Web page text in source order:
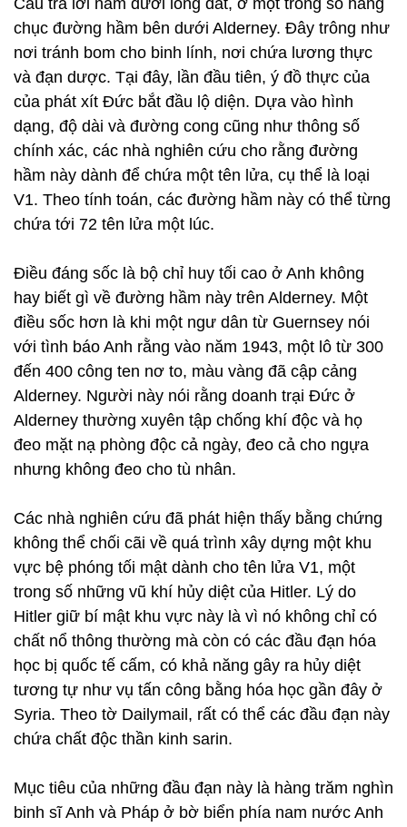
Câu trả lời nằm dưới lòng đất, ở một trong số hàng
chục đường hầm bên dưới Alderney. Đây trông như
nơi tránh bom cho binh lính, nơi chứa lương thực
và đạn dược. Tại đây, lần đầu tiên, ý đồ thực của
của phát xít Đức bắt đầu lộ diện. Dựa vào hình
dạng, độ dài và đường cong cũng như thông số
chính xác, các nhà nghiên cứu cho rằng đường
hầm này dành để chứa một tên lửa, cụ thể là loại
V1. Theo tính toán, các đường hầm này có thể từng
chứa tới 72 tên lửa một lúc.
Điều đáng sốc là bộ chỉ huy tối cao ở Anh không
hay biết gì về đường hầm này trên Alderney. Một
điều sốc hơn là khi một ngư dân từ Guernsey nói
với tình báo Anh rằng vào năm 1943, một lô từ 300
đến 400 công ten nơ to, màu vàng đã cập cảng
Alderney. Người này nói rằng doanh trại Đức ở
Alderney thường xuyên tập chống khí độc và họ
đeo mặt nạ phòng độc cả ngày, đeo cả cho ngựa
nhưng không đeo cho tù nhân.
Các nhà nghiên cứu đã phát hiện thấy bằng chứng
không thể chối cãi về quá trình xây dựng một khu
vực bệ phóng tối mật dành cho tên lửa V1, một
trong số những vũ khí hủy diệt của Hitler. Lý do
Hitler giữ bí mật khu vực này là vì nó không chỉ có
chất nổ thông thường mà còn có các đầu đạn hóa
học bị quốc tế cấm, có khả năng gây ra hủy diệt
tương tự như vụ tấn công bằng hóa học gần đây ở
Syria. Theo tờ Dailymail, rất có thể các đầu đạn này
chứa chất độc thần kinh sarin.
Mục tiêu của những đầu đạn này là hàng trăm nghìn
binh sĩ Anh và Pháp ở bờ biển phía nam nước Anh